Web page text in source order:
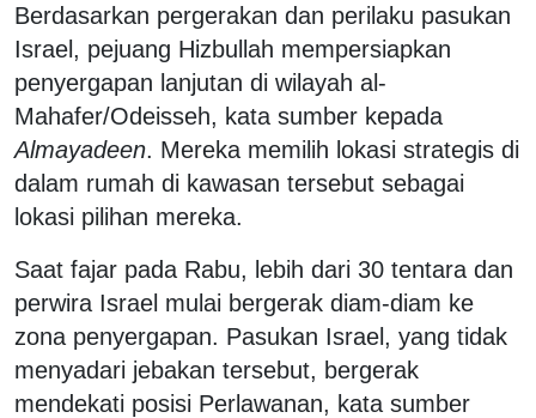
Berdasarkan pergerakan dan perilaku pasukan
Israel, pejuang Hizbullah mempersiapkan
penyergapan lanjutan di wilayah al-
Mahafer/Odeisseh, kata sumber kepada
Almayadeen. Mereka memilih lokasi strategis di
dalam rumah di kawasan tersebut sebagai
lokasi pilihan mereka.
Saat fajar pada Rabu, lebih dari 30 tentara dan
perwira Israel mulai bergerak diam-diam ke
zona penyergapan. Pasukan Israel, yang tidak
menyadari jebakan tersebut, bergerak
mendekati posisi Perlawanan, kata sumber